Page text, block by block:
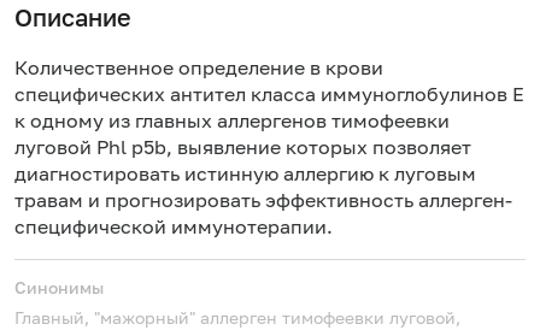
Описание
Количественное определение в крови
специфических антител класса иммуноглобулинов E
к одному из главных аллергенов тимофеевки
луговой Phl p5b, выявление которых позволяет
диагностировать истинную аллергию к луговым
травам и прогнозировать эффективность аллерген-
специфической иммунотерапии.
Синонимы
Главный, "мажорный" аллерген тимофеевки луговой,